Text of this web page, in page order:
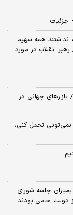
نداشتند همه سهیم
انقلاب در مورد
جهانی در
تحمل کنی،
جلسه شورای
دولت حامی بودند